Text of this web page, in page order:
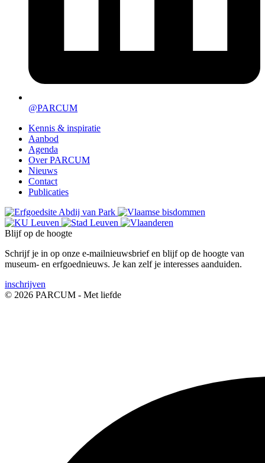
@PARCUM
Kennis & inspiratie
Aanbod
Agenda
Over PARCUM
Nieuws
Contact
Publicaties
Blijf op de hoogte
Schrijf je in op onze e-mailnieuwsbrief en blijf op de hoogte van
museum- en erfgoednieuws. Je kan zelf je interesses aanduiden.
inschrijven
© 2026 PARCUM - Metliefde